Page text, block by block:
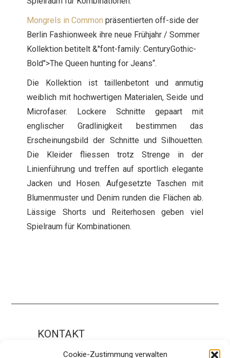
Cookie-Zustimmung verwalten
Mongrels in Common präsentierten off-side der
Berlin Fashionweek ihre neue Frühjahr / Sommer
Kollektion betitelt &"font-family: CenturyGothic-
Bold">The Queen hunting for Jeans“.
Die Kollektion ist taillenbetont und anmutig
weiblich mit hochwertigen Materialen, Seide und
Microfaser. Lockere Schnitte gepaart mit
englischer Gradlinigkeit bestimmen das
Erscheinungsbild der Schnitte und Silhouetten.
Die Kleider fliessen trotz Strenge in der
Linienführung und treffen auf sportlich elegante
Jacken und Hosen. Aufgesetzte Taschen mit
Blumenmuster und Denim runden die Flächen ab.
Lässige Shorts und Reiterhosen geben viel
Spielraum für Kombinationen.
KONTAKT
Impressum